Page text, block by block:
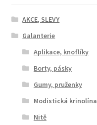
AKCE, SLEVY
Galanterie
Aplikace, knoflíky
Borty, pásky
Gumy, pruženky
Modistická krinolína
Nitě